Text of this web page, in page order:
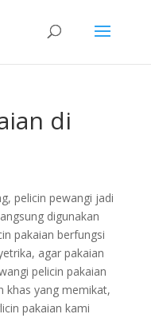
di
pelicin pewangi jadi
digunakan
pakaian berfungsi
agar pakaian
pelicin pakaian
khas yang memikat,
pakaian kami